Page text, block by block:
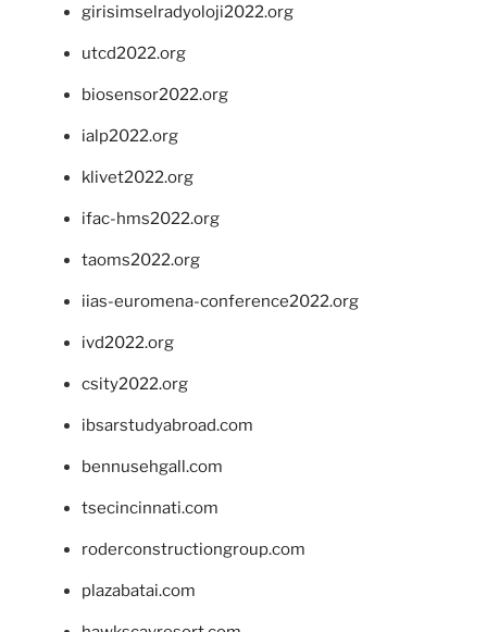
girisimselradyoloji2022.org
utcd2022.org
biosensor2022.org
ialp2022.org
klivet2022.org
ifac-hms2022.org
taoms2022.org
iias-euromena-conference2022.org
ivd2022.org
csity2022.org
ibsarstudyabroad.com
bennusehgall.com
tsecincinnati.com
roderconstructiongroup.com
plazabatai.com